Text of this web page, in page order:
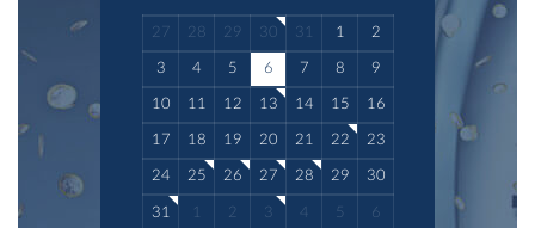
27 28 29 30 31 1 2
3 4 5 6 7 8 9
10 11 12 13 14 15 16
17 18 19 20 21 22 23
24 25 26 27 28 29 30
31 1 2 3 4 5 6